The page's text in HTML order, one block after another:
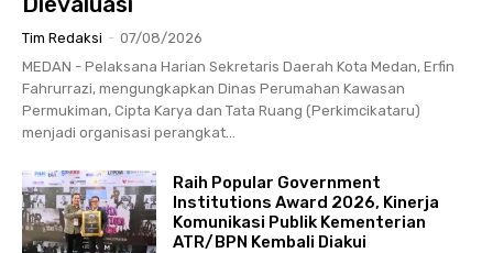
Tim Redaksi - 07/08/2026
MEDAN - Pelaksana Harian Sekretaris Daerah Kota Medan, Erfin
Fahrurrazi, mengungkapkan Dinas Perumahan Kawasan
Permukiman, Cipta Karya dan Tata Ruang (Perkimcikataru)
menjadi organisasi perangkat...
Raih Popular Government
Institutions Award 2026, Kinerja
Komunikasi Publik Kementerian
ATR/BPN Kembali Diakui